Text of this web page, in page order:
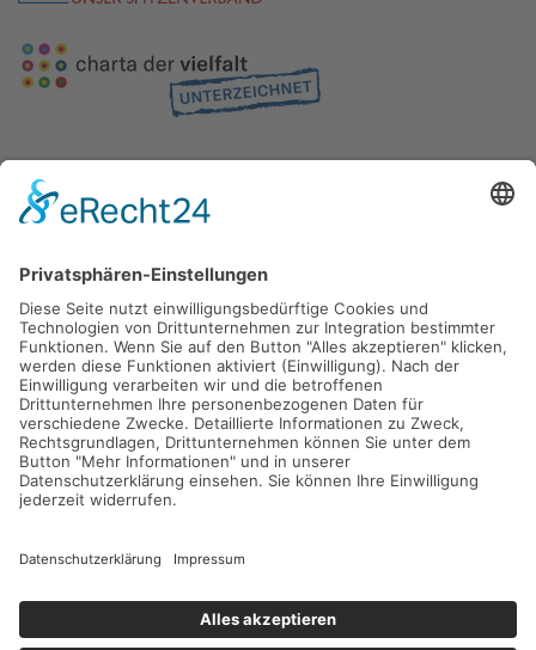
Gefördert durch die
Freie und Hansestadt Hamburg
SUCHT.HAMBURG gGmbH